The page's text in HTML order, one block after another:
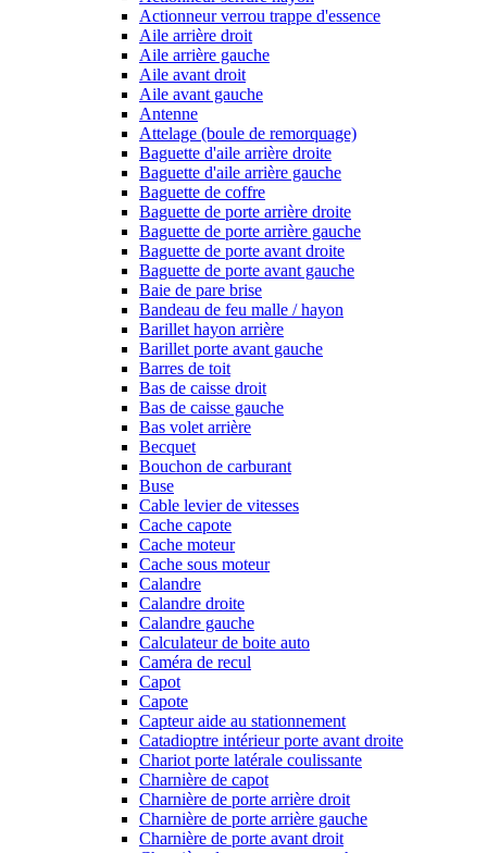
Actionneur verrou trappe d'essence
Aile arrière droit
Aile arrière gauche
Aile avant droit
Aile avant gauche
Antenne
Attelage (boule de remorquage)
Baguette d'aile arrière droite
Baguette d'aile arrière gauche
Baguette de coffre
Baguette de porte arrière droite
Baguette de porte arrière gauche
Baguette de porte avant droite
Baguette de porte avant gauche
Baie de pare brise
Bandeau de feu malle / hayon
Barillet hayon arrière
Barillet porte avant gauche
Barres de toit
Bas de caisse droit
Bas de caisse gauche
Bas volet arrière
Becquet
Bouchon de carburant
Buse
Cable levier de vitesses
Cache capote
Cache moteur
Cache sous moteur
Calandre
Calandre droite
Calandre gauche
Calculateur de boite auto
Caméra de recul
Capot
Capote
Capteur aide au stationnement
Catadioptre intérieur porte avant droite
Chariot porte latérale coulissante
Charnière de capot
Charnière de porte arrière droit
Charnière de porte arrière gauche
Charnière de porte avant droit